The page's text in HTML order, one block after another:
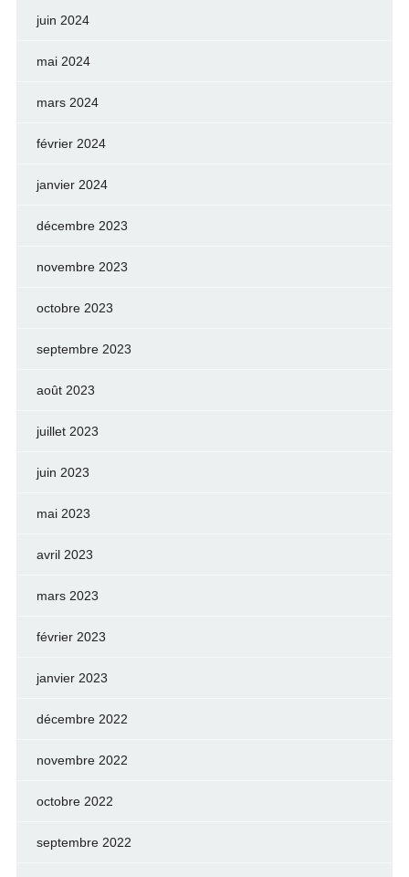
juin 2024
mai 2024
mars 2024
février 2024
janvier 2024
décembre 2023
novembre 2023
octobre 2023
septembre 2023
août 2023
juillet 2023
juin 2023
mai 2023
avril 2023
mars 2023
février 2023
janvier 2023
décembre 2022
novembre 2022
octobre 2022
septembre 2022